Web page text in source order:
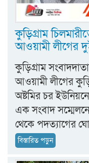
কুড়িগ্রাম
আওয়ামী লীগের
কুড়িগ্রাম
আওয়ামী লীগের
অষ্টমির চর
এক সংবাদ
থেকে পদত্যাগের
বিস্তারিত পড়ুন